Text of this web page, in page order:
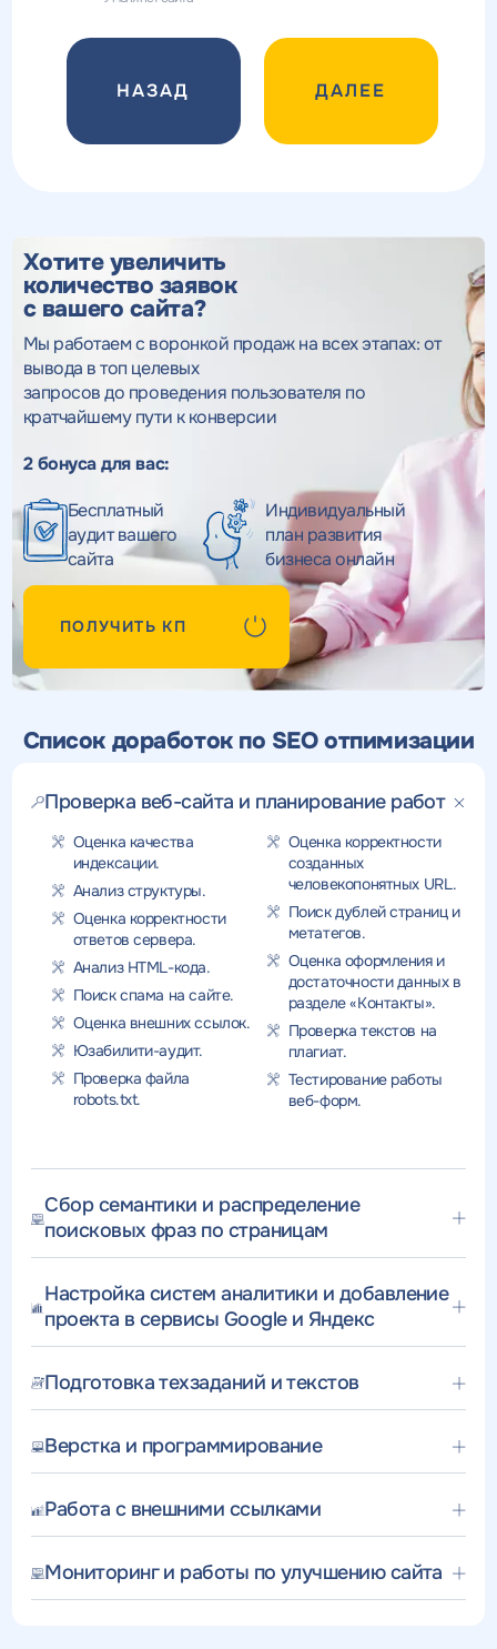
ДАЛЕЕ
Хотите увеличить
количество заявок
с вашего сайта?
Мы работаем с воронкой продаж на всех этапах: от
вывода в топ целевых
запросов до проведения пользователя по
кратчайшему пути к конверсии
2 бонуса для вас:
Бесплатный
аудит вашего
сайта
Индивидуальный
план развития
бизнеса онлайн
ПОЛУЧИТЬ КП
Список доработок по SEO отпимизации
Проверка веб-сайта и планирование работ
Оценка качества
индексации.
Анализ структуры.
Оценка корректности
ответов сервера.
Анализ HTML-кода.
Поиск спама на сайте.
Оценка внешних ссылок.
Юзабилити-аудит.
Проверка файла
robots.txt.
Оценка корректности
созданных
человекопонятных URL.
Поиск дублей страниц и
метатегов.
Оценка оформления и
достаточности данных в
разделе «Контакты».
Проверка текстов на
плагиат.
Тестирование работы
веб-форм.
Сбор семантики и распределение
поисковых фраз по страницам
Настройка систем аналитики и добавление
проекта в сервисы Google и Яндекс
Подготовка техзаданий и текстов
Верстка и программирование
Работа с внешними ссылками
Мониторинг и работы по улучшению сайта